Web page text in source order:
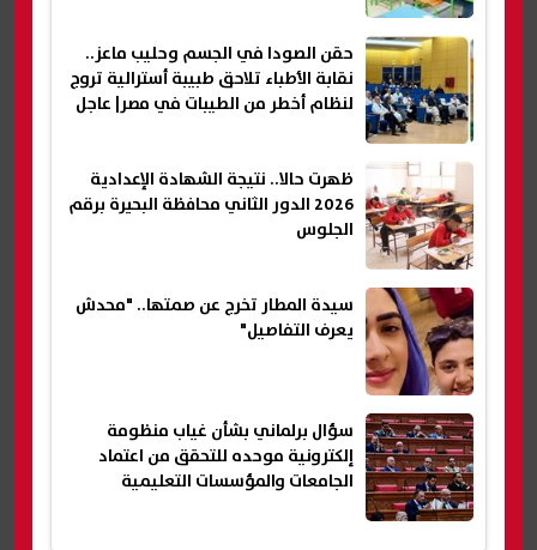
حقن الصودا في الجسم وحليب ماعز..
نقابة الأطباء تلاحق طبيبة أسترالية تروج
لنظام أخطر من الطيبات في مصر| عاجل
ظهرت حالا.. نتيجة الشهادة الإعدادية
2026 الدور الثاني محافظة البحيرة برقم
الجلوس
سيدة المطار تخرج عن صمتها.. "محدش
يعرف التفاصيل"
سؤال برلماني بشأن غياب منظومة
إلكترونية موحده للتحقق من اعتماد
الجامعات والمؤسسات التعليمية